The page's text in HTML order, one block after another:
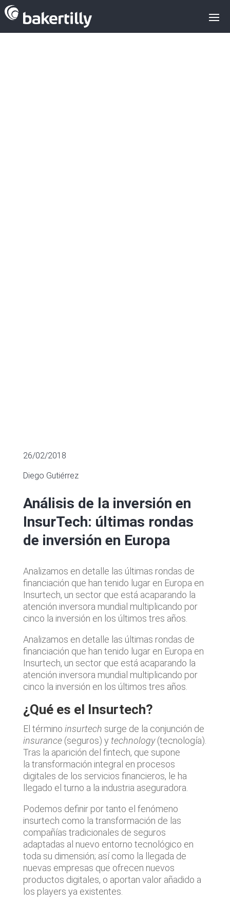
26/02/2018
Diego Gutiérrez
Análisis de la inversión en
InsurTech: últimas rondas
de inversión en Europa
Analizamos en detalle las últimas rondas de
financiación que han tenido lugar en Europa en
Insurtech, un sector que está acaparando la
atención inversora mundial multiplicando por
cinco la inversión en los últimos tres años.
Analizamos en detalle las últimas rondas de
financiación que han tenido lugar en Europa en
Insurtech, un sector que está acaparando la
atención inversora mundial multiplicando por
cinco la inversión en los últimos tres años.
¿Qué es el Insurtech?
El término insurtech surge de la conjunción de
insurance(seguros) y technology(tecnología).
Tras la aparición del fintech, que supone
la transformación integral en procesos
digitales de los servicios financieros, le ha
llegado el turno a la industria aseguradora.
Podemos definir por tanto el fenómeno
insurtech como la transformación de las
compañías tradicionales de seguros
adaptadas al nuevo entorno tecnológico en
toda su dimensión; así como la llegada de
nuevas empresas que ofrecen nuevos
productos digitales, o aportan valor añadido a
los players ya existentes.